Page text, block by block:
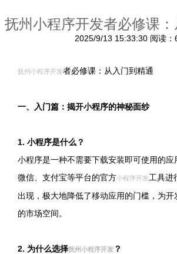
抚州小程序开发者必修课
2025/9/13 15:33:30 阅读：
抚州小程序开发者必修课：从入门到精通
一、入门篇：揭开小程序的神秘面纱
1. 小程序是什么？
小程序是一种不需要下载安装即可使用的应
微信、支付宝等平台的官方小程序开发工具进
出现，极大地降低了移动应用的门槛，为开
的市场空间。
2. 为什么选择抚州小程序开发 ？